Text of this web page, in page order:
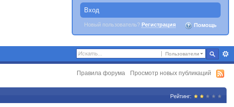
Вход
Новый пользователь? Регистрация Помощь
Пользователи
Правила форума Просмотр новых публикаций
Рейтинг: